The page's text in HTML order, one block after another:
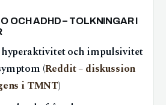
OCH ADHD – TOLKNINGAR I
och impulsivitet
(Reddit – diskussion
i TMNT)